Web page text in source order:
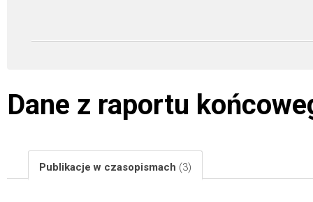
Dane z raportu
Publikacje w czasopismach (3)